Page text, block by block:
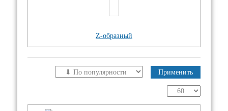
Z-образный
Применить